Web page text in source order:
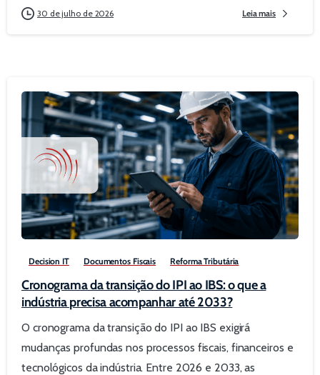
30 de julho de 2026 Leia mais
0
Decision IT Documentos Fiscais Reforma Tributária
Cronograma da transição do IPI ao IBS: o que a
indústria precisa acompanhar até 2033?
O cronograma da transição do IPI ao IBS exigirá
mudanças profundas nos processos fiscais, financeiros e
tecnológicos da indústria. Entre 2026 e 2033, as